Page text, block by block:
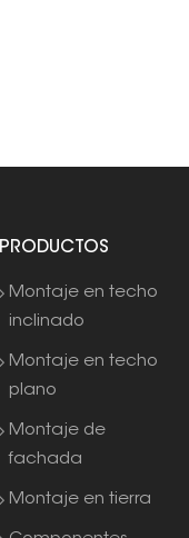
PRODUCTOS
Montaje en techo
inclinado
Montaje en techo
plano
Montaje de
fachada
Montaje en tierra